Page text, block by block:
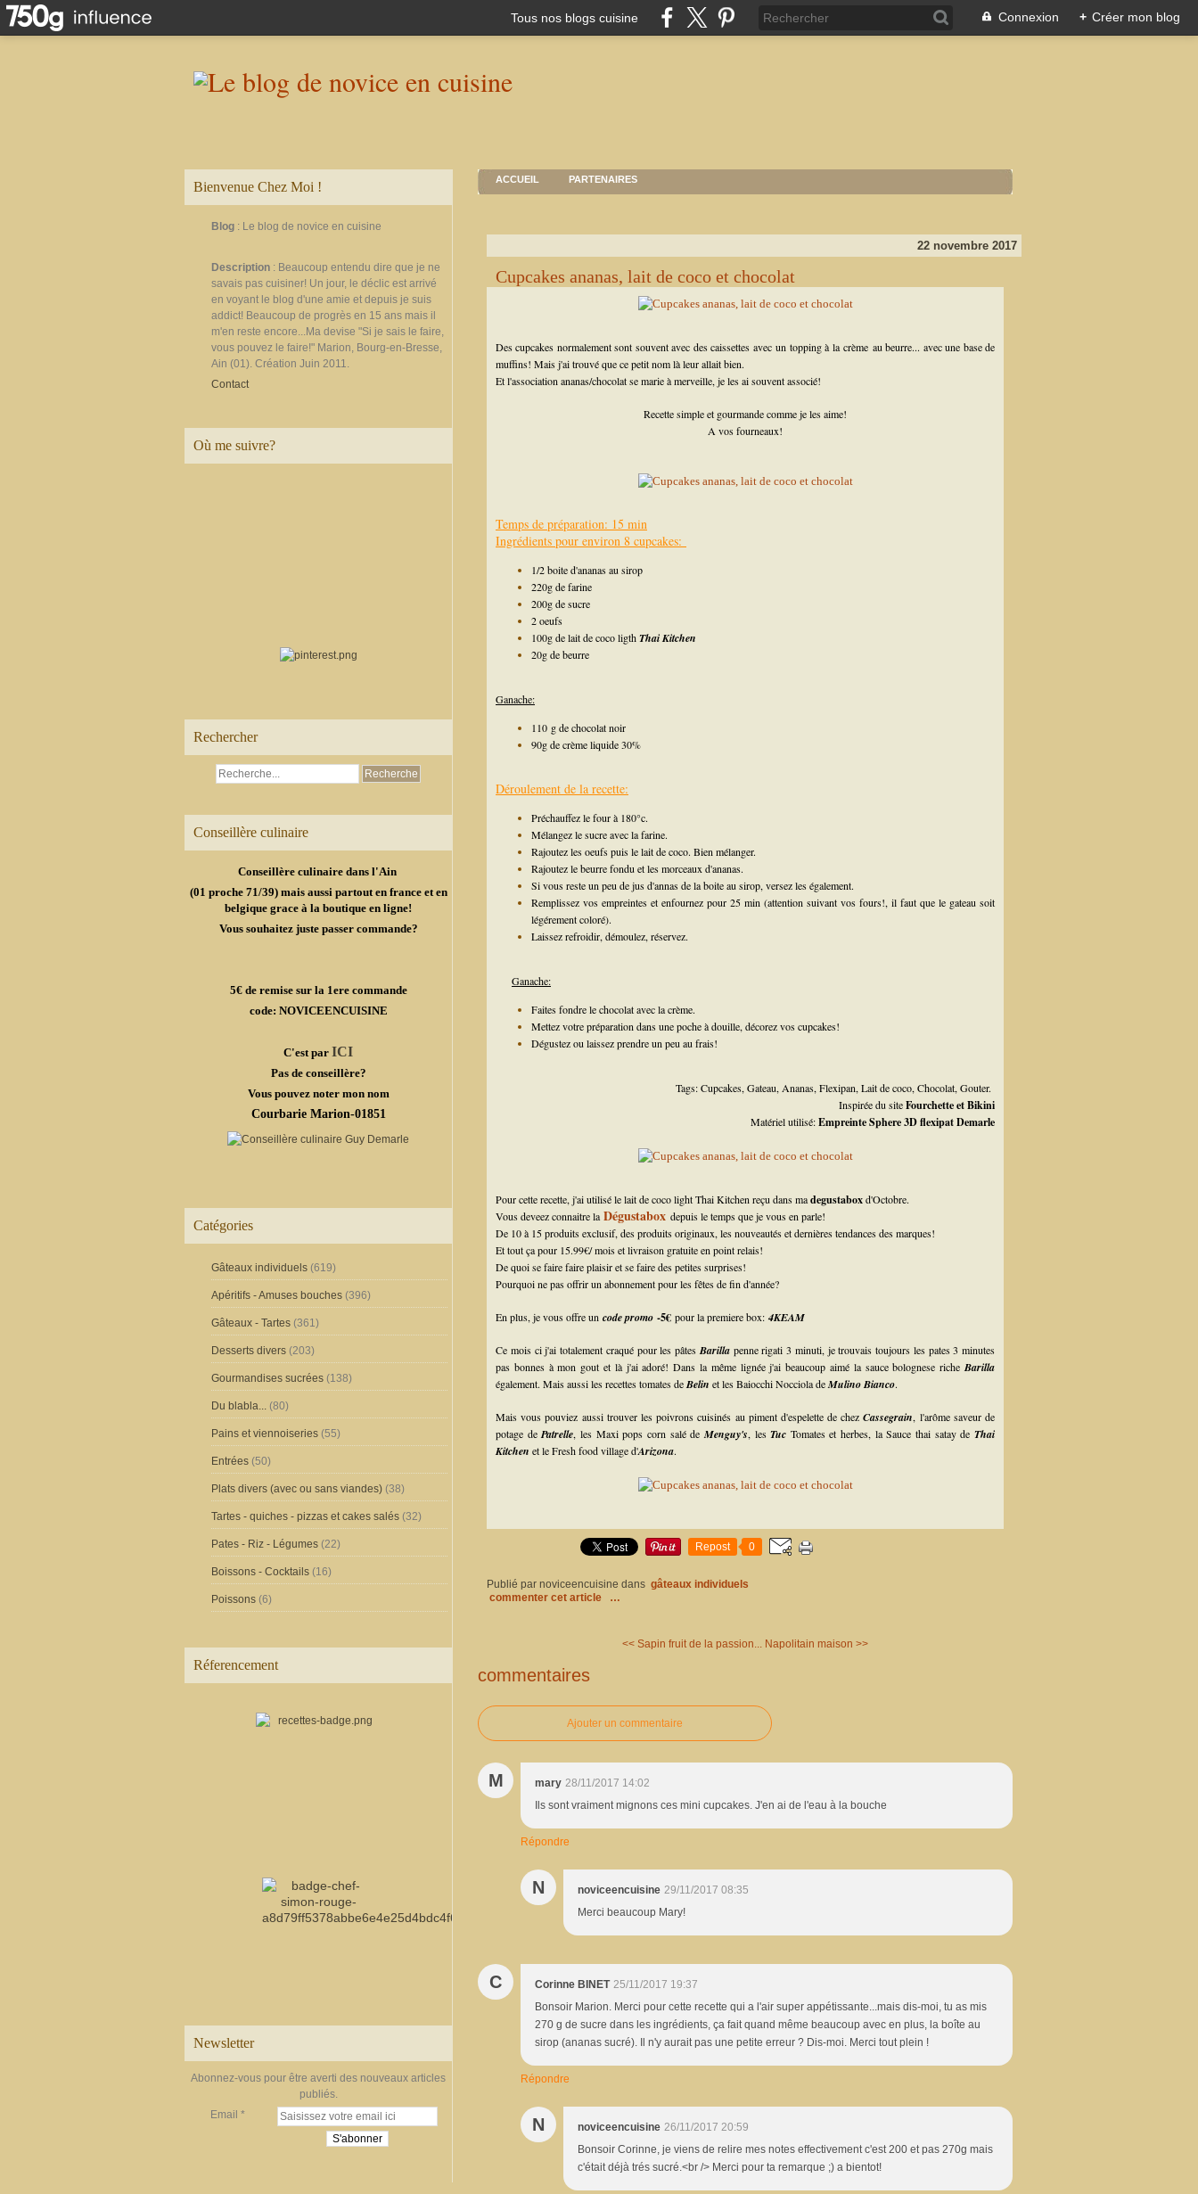
Tous nos blogs cuisine Connexion + Créer mon blog
Bienvenue Chez Moi !
Blog : Le blog de novice en cuisine
Description : Beaucoup entendu dire que je ne
savais pas cuisiner! Un jour, le déclic est arrivé
en voyant le blog d'une amie et depuis je suis
addict! Beaucoup de progrès en 15 ans mais il
m'en reste encore...Ma devise "Si je sais le faire,
vous pouvez le faire!" Marion, Bourg-en-Bresse,
Ain (01). Création Juin 2011.
Contact
Où me suivre?
Rechercher
Conseillère culinaire
Conseillère culinaire dans l'Ain
(01 proche 71/39) mais aussi partout en france et en
belgique grace à la boutique en ligne!
Vous souhaitez juste passer commande?
5€ de remise sur la 1ere commande
code: NOVICEENCUISINE
C'est par ICI
Pas de conseillère?
Vous pouvez noter mon nom
Courbarie Marion-01851
Catégories
Gâteaux individuels (619)
Apéritifs - Amuses bouches (396)
Gâteaux - Tartes (361)
Desserts divers (203)
Gourmandises sucrées (138)
Du blabla... (80)
Pains et viennoiseries (55)
Entrées (50)
Plats divers (avec ou sans viandes) (38)
Tartes - quiches - pizzas et cakes salés (32)
Pates - Riz - Légumes (22)
Boissons - Cocktails (16)
Poissons (6)
Réferencement
Newsletter
Abonnez-vous pour être averti des nouveaux articles
publiés.
Email
ACCUEIL PARTENAIRES
22 novembre 2017
Cupcakes ananas, lait de coco et chocolat
Des cupcakes normalement sont souvent avec des caissettes avec un topping à la crème au beurre... avec une base de
muffins! Mais j'ai trouvé que ce petit nom là leur allait bien.
Et l'association ananas/chocolat se marie à merveille, je les ai souvent associé!
Recette simple et gourmande comme je les aime!
A vos fourneaux!
Temps de préparation: 15 min
Ingrédients pour environ 8 cupcakes:
1/2 boite d'ananas au sirop
220g de farine
200g de sucre
2 oeufs
100g de lait de coco ligthThai Kitchen
20g de beurre
Ganache:
110 g de chocolat noir
90g de crème liquide 30%
Déroulement de la recette:
Préchauffez le four à 180°c.
Mélangez le sucre avec la farine.
Rajoutez les oeufs puis le lait de coco. Bien mélanger.
Rajoutez le beurre fondu et les morceaux d'ananas.
Si vous reste un peu de jus d'annas de la boite au sirop, versez les également.
Remplissez vos empreintes et enfournez pour 25 min (attention suivant vos fours!, il faut que le gateau soit
légérement coloré).
Laissez refroidir, démoulez, réservez.
Ganache:
Faites fondre le chocolat avec la crème.
Mettez votre préparation dans une poche à douille, décorez vos cupcakes!
Dégustez ou laissez prendre un peu au frais!
Tags:Cupcakes, Gateau, Ananas, Flexipan, Lait de coco, Chocolat, Gouter.
Inspirée du siteFourchette et Bikini
Matériel utilisé:Empreinte Sphere 3D flexipat Demarle
Pour cette recette, j'ai utilisé le lait de coco light Thai Kitchen reçu dans madegustaboxd'Octobre.
Vous deveez connaitre la Dégustabox depuis le temps que je vous en parle!
De 10 à 15 produits exclusif, des produits originaux, les nouveautés et dernières tendances des marques!
Et tout ça pour 15.99€/ mois et livraison gratuite en point relais!
De quoi se faire faire plaisir et se faire des petites surprises!
Pourquoi ne pas offrir un abonnement pour les fêtes de fin d'année?
En plus, je vous offre un code promo -5€ pour la premiere box: 4KEAM
Ce mois ci j'ai totalement craqué pour les pâtes Barillapenne rigati 3 minuti, je trouvais toujours les pates 3 minutes
pas bonnes à mon gout et là j'ai adoré! Dans la même lignée j'ai beaucoup aimé la sauce bolognese riche Barilla
également. Mais aussi les recettes tomates deBelin et les Baiocchi Nocciola deMulino Bianco.
Mais vous pouviez aussi trouver les poivrons cuisinés au piment d'espelette de chezCassegrain, l'arôme saveur de
potage dePatrelle, les Maxi pops corn salé de Menguy's, lesTuc Tomates et herbes, la Sauce thai satay deThai
Kitchen et le Fresh food village d'Arizona.
Repost 0
Publié par noviceencuisine dans gâteaux individuels
commenter cet article
…
<< Sapin fruit de la passion... Napolitain maison >>
commentaires
Ajouter un commentaire
M mary 28/11/2017 14:02
Ils sont vraiment mignons ces mini cupcakes. J'en ai de l'eau à la bouche
Répondre
N noviceencuisine 29/11/2017 08:35
Merci beaucoup Mary!
C Corinne BINET 25/11/2017 19:37
Bonsoir Marion. Merci pour cette recette qui a l'air super appétissante...mais dis-moi, tu as mis
270 g de sucre dans les ingrédients, ça fait quand même beaucoup avec en plus, la boîte au
sirop (ananas sucré). Il n'y aurait pas une petite erreur ? Dis-moi. Merci tout plein !
Répondre
N noviceencuisine 26/11/2017 20:59
Bonsoir Corinne, je viens de relire mes notes effectivement c'est 200 et pas 270g mais
c'était déjà trés sucré.<br /> Merci pour ta remarque ;) a bientot!